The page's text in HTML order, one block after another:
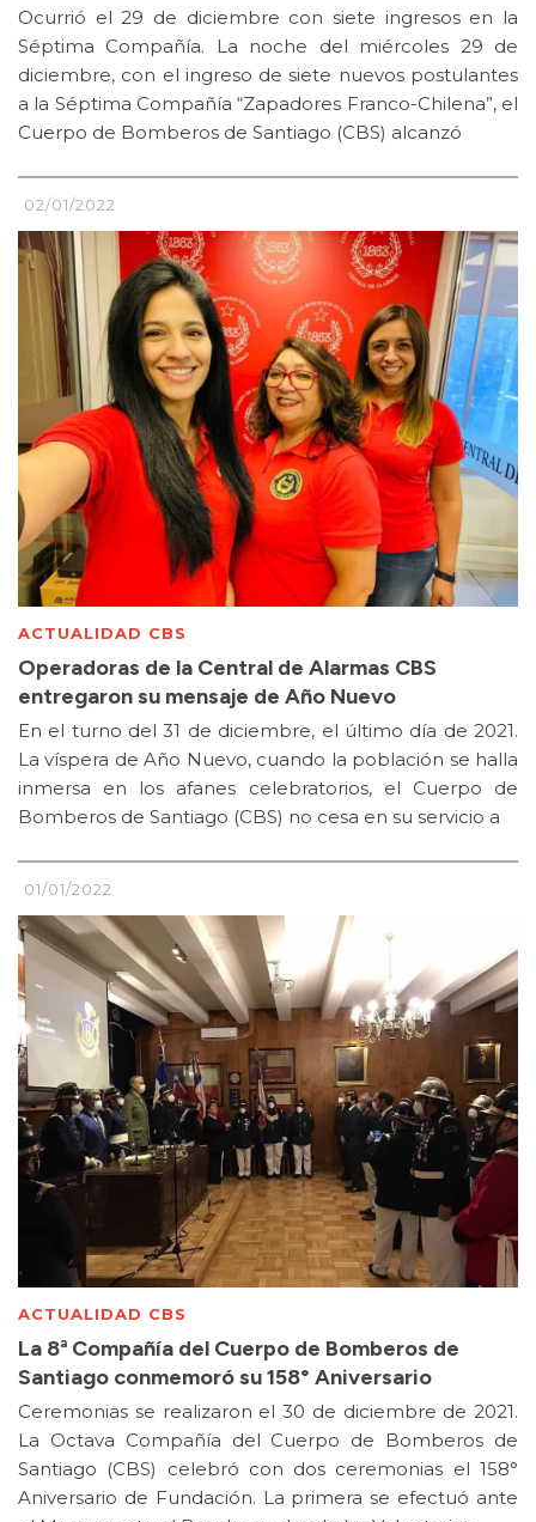
Ocurrió el 29 de diciembre con siete ingresos en la
Séptima Compañía. La noche del miércoles 29 de
diciembre, con el ingreso de siete nuevos postulantes
a la Séptima Compañía “Zapadores Franco-Chilena”, el
Cuerpo de Bomberos de Santiago (CBS) alcanzó
02/01/2022
ACTUALIDAD CBS
Operadoras de la Central de Alarmas CBS
entregaron su mensaje de Año Nuevo
En el turno del 31 de diciembre, el último día de 2021.
La víspera de Año Nuevo, cuando la población se halla
inmersa en los afanes celebratorios, el Cuerpo de
Bomberos de Santiago (CBS) no cesa en su servicio a
01/01/2022
ACTUALIDAD CBS
La 8ª Compañía del Cuerpo de Bomberos de
Santiago conmemoró su 158° Aniversario
Ceremonias se realizaron el 30 de diciembre de 2021.
La Octava Compañía del Cuerpo de Bomberos de
Santiago (CBS) celebró con dos ceremonias el 158°
Aniversario de Fundación. La primera se efectuó ante